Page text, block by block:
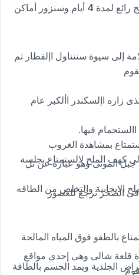
استمتع برحلة إلى سيوة لبرنامج رائع لمدة 4 أيام وسنزور أماكن
إلى سيوة سنتناول اإلفطار ثم
زاره اإلسكندر األكبر عام
فيها.
بمشاهدة الغروب
كهف الملح لالستمتاع بجلسة
الايجابية والتخلص من الطاقه
جبل الموتى وهو عبارة عن تل
فى الصخر ترجع للعصور
بالطفو فوق المياه المالحة
الجلدية ويمد الجسم بالطاقة
قلعة شالى وهى إحدى مواقع